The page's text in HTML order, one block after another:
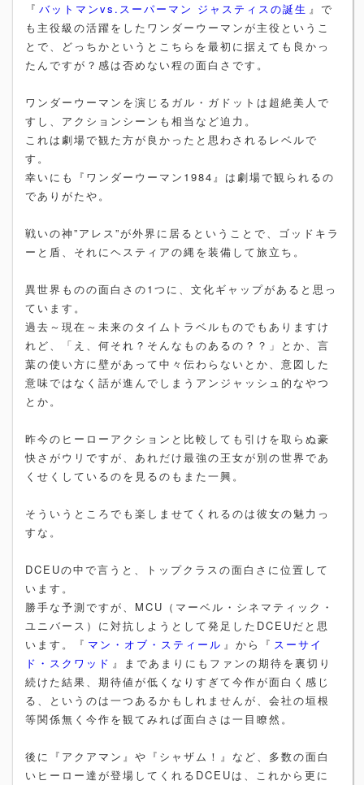
『 バットマンvs.スーパーマン ジャスティスの誕生 』で
も主役級の活躍をしたワンダーウーマンが主役というこ
とで、どっちかというとこちらを最初に据えても良かっ
たんですが？感は否めない程の面白さです。
ワンダーウーマンを演じるガル・ガドットは超絶美人で
すし、アクションシーンも相当など迫力。
これは劇場で観た方が良かったと思わされるレベルで
す。
幸いにも『ワンダーウーマン1984』は劇場で観られるの
でありがたや。
戦いの神”アレス”が外界に居るということで、ゴッドキラ
ーと盾、それにヘスティアの縄を装備して旅立ち。
異世界ものの面白さの1つに、文化ギャップがあると思っ
ています。
過去～現在～未来のタイムトラベルものでもありますけ
れど、「え、何それ？そんなものあるの？？」とか、言
葉の使い方に壁があって中々伝わらないとか、意図した
意味ではなく話が進んでしまうアンジャッシュ的なやつ
とか。
昨今のヒーローアクションと比較しても引けを取らぬ豪
快さがウリですが、あれだけ最強の王女が別の世界であ
くせくしているのを見るのもまた一興。
そういうところでも楽しませてくれるのは彼女の魅力っ
すな。
DCEUの中で言うと、トップクラスの面白さに位置して
います。
勝手な予測ですが、MCU（マーベル・シネマティック・
ユニバース）に対抗しようとして発足したDCEUだと思
います。『 マン・オブ・スティール 』から『 スーサイ
ド・スクワッド 』まであまりにもファンの期待を裏切り
続けた結果、期待値が低くなりすぎて今作が面白く感じ
る、というのは一つあるかもしれませんが、会社の垣根
等関係無く今作を観てみれば面白さは一目瞭然。
後に『アクアマン』や『シャザム！』など、多数の面白
いヒーロー達が登場してくれるDCEUは、これから更に